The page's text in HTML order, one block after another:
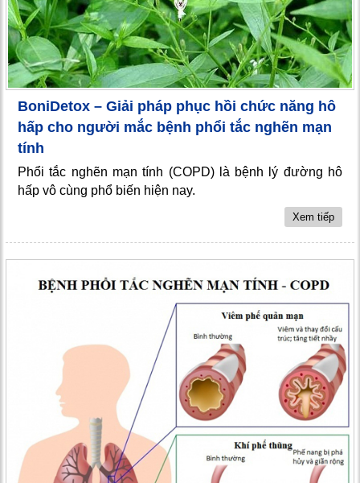
BoniDetox – Giải pháp phục hồi chức năng hô
hấp cho người mắc bệnh phổi tắc nghẽn mạn
tính
Phổi tắc nghẽn mạn tính (COPD) là bệnh lý đường hô
hấp vô cùng phổ biến hiện nay.
Xem tiếp